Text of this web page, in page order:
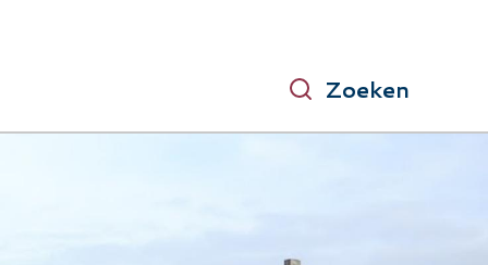
Zoeken